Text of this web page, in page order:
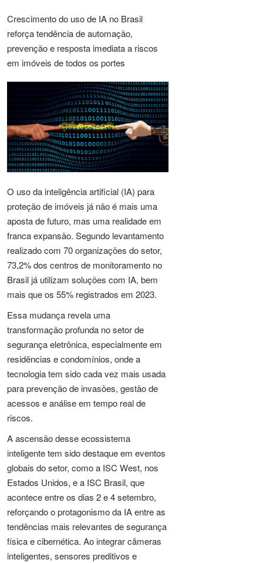
Crescimento do uso de IA no Brasil
reforça tendência de automação,
prevenção e resposta imediata a riscos
em imóveis de todos os portes
O uso da inteligência artificial (IA) para
proteção de imóveis já não é mais uma
aposta de futuro, mas uma realidade em
franca expansão. Segundo levantamento
realizado com 70 organizações do setor,
73,2% dos centros de monitoramento no
Brasil já utilizam soluções com IA, bem
mais que os 55% registrados em 2023.
Essa mudança revela uma
transformação profunda no setor de
segurança eletrônica, especialmente em
residências e condomínios, onde a
tecnologia tem sido cada vez mais usada
para prevenção de invasões, gestão de
acessos e análise em tempo real de
riscos.
A ascensão desse ecossistema
inteligente tem sido destaque em eventos
globais do setor, como a ISC West, nos
Estados Unidos, e a ISC Brasil, que
acontece entre os dias 2 e 4 setembro,
reforçando o protagonismo da IA entre as
tendências mais relevantes de segurança
física e cibernética. Ao integrar câmeras
inteligentes, sensores preditivos e